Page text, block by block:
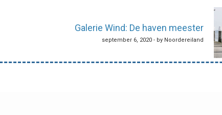
Galerie Wind: De haven meester
september 6, 2020 - by Noordereiland